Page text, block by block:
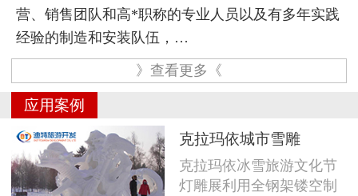
营、销售团队和高*职称的专业人员以及有多年实践
经验的制造和安装队伍，…
》查看更多《
应用案例
克拉玛依城市雪雕
克拉玛依冰雪旅游文化节
灯雕展利用全钢架镂空制